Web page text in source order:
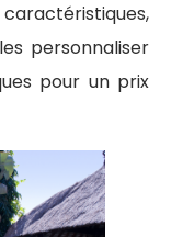
personnaliser
pour un prix